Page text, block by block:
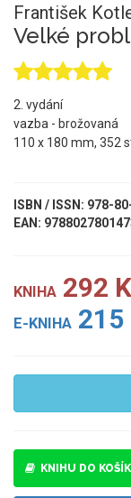
František
Velké
2. vydání
vazba - brožovaná
110 x 180 mm, 352
ISBN / ISSN: 978-
EAN:
KNIHA 292
E-KNIHA 215
KNIHU DO